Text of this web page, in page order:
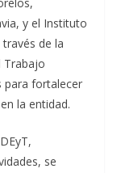
y el Instituto
de la
Trabajo
para fortalecer
la entidad.
se